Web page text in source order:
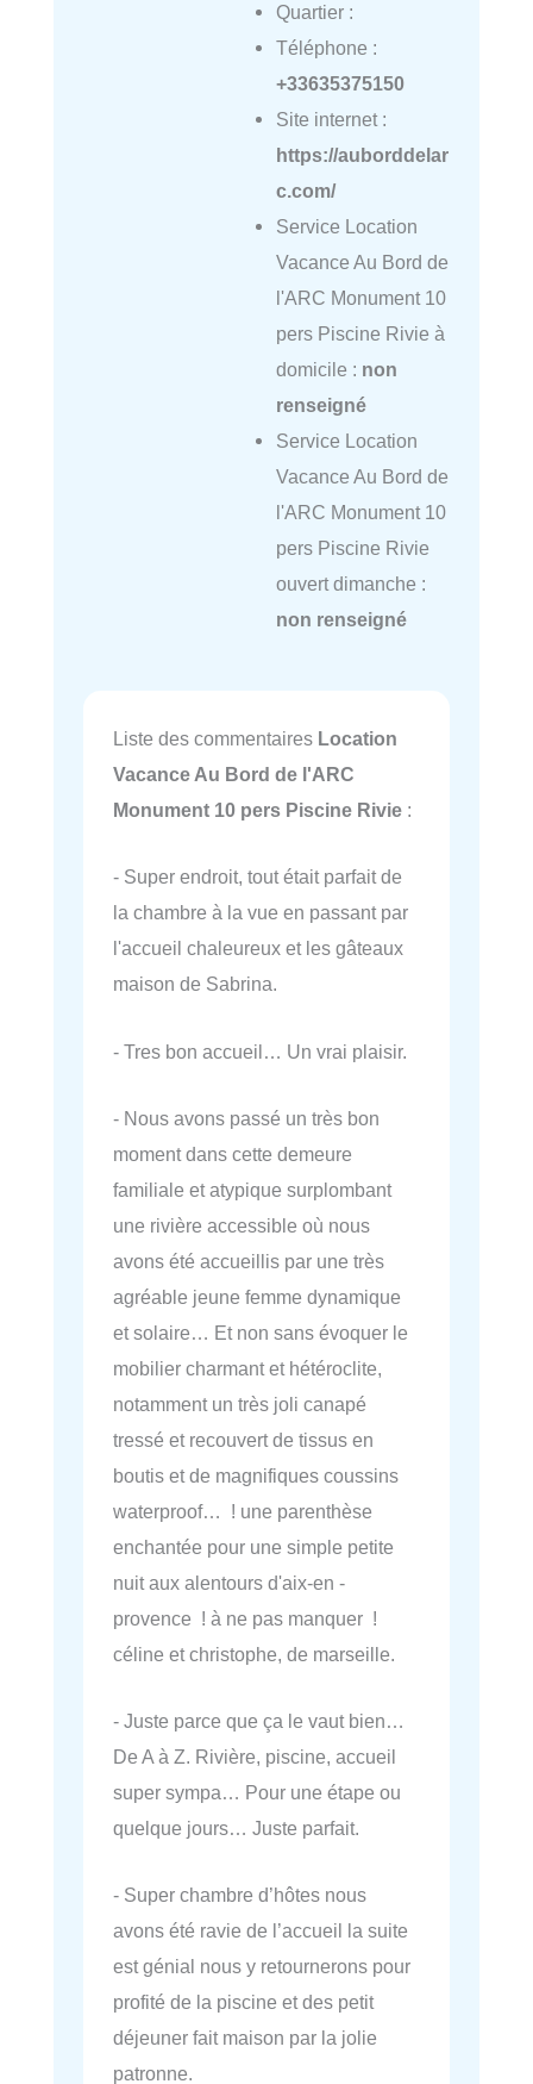
Quartier :
Téléphone :
+33635375150
Site internet :
https://auborddelar
c.com/
Service Location
Vacance Au Bord de
l'ARC Monument 10
pers Piscine Rivie à
domicile : non
renseigné
Service Location
Vacance Au Bord de
l'ARC Monument 10
pers Piscine Rivie
ouvert dimanche :
non renseigné
Liste des commentaires Location
Vacance Au Bord de l'ARC
Monument 10 pers Piscine Rivie :
- Super endroit, tout était parfait de
la chambre à la vue en passant par
l'accueil chaleureux et les gâteaux
maison de Sabrina.
- Tres bon accueil… Un vrai plaisir.
- Nous avons passé un très bon
moment dans cette demeure
familiale et atypique surplombant
une rivière accessible où nous
avons été accueillis par une très
agréable jeune femme dynamique
et solaire… Et non sans évoquer le
mobilier charmant et hétéroclite,
notamment un très joli canapé
tressé et recouvert de tissus en
boutis et de magnifiques coussins
waterproof… ! une parenthèse
enchantée pour une simple petite
nuit aux alentours d'aix-en -
provence ! à ne pas manquer !
céline et christophe, de marseille.
- Juste parce que ça le vaut bien…
De A à Z. Rivière, piscine, accueil
super sympa… Pour une étape ou
quelque jours… Juste parfait.
- Super chambre d’hôtes nous
avons été ravie de l’accueil la suite
est génial nous y retournerons pour
profité de la piscine et des petit
déjeuner fait maison par la jolie
patronne.